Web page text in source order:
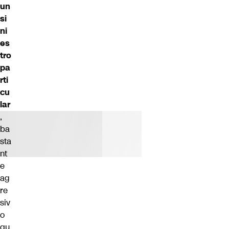
un
si
ni
es
tro
pa
rti
cu
lar
,
ba
sta
nt
e
ag
re
siv
o